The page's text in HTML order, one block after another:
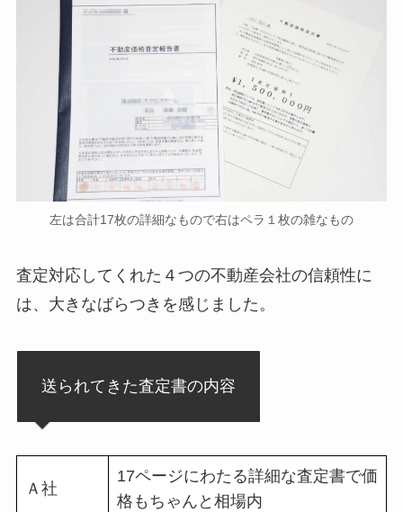
左は合計17枚の詳細なもので右はペラ１枚の雑なもの
査定対応してくれた４つの不動産会社の信頼性に
は、大きなばらつきを感じました。
送られてきた査定書の内容
Ａ社
17ページにわたる詳細な査定書で価
格もちゃんと相場内